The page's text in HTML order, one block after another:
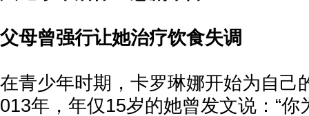
父母曾强行让她治疗饮食失调
在青少年时期，卡罗琳娜开始为自己
013年，年仅15岁的她曾发文说：“你